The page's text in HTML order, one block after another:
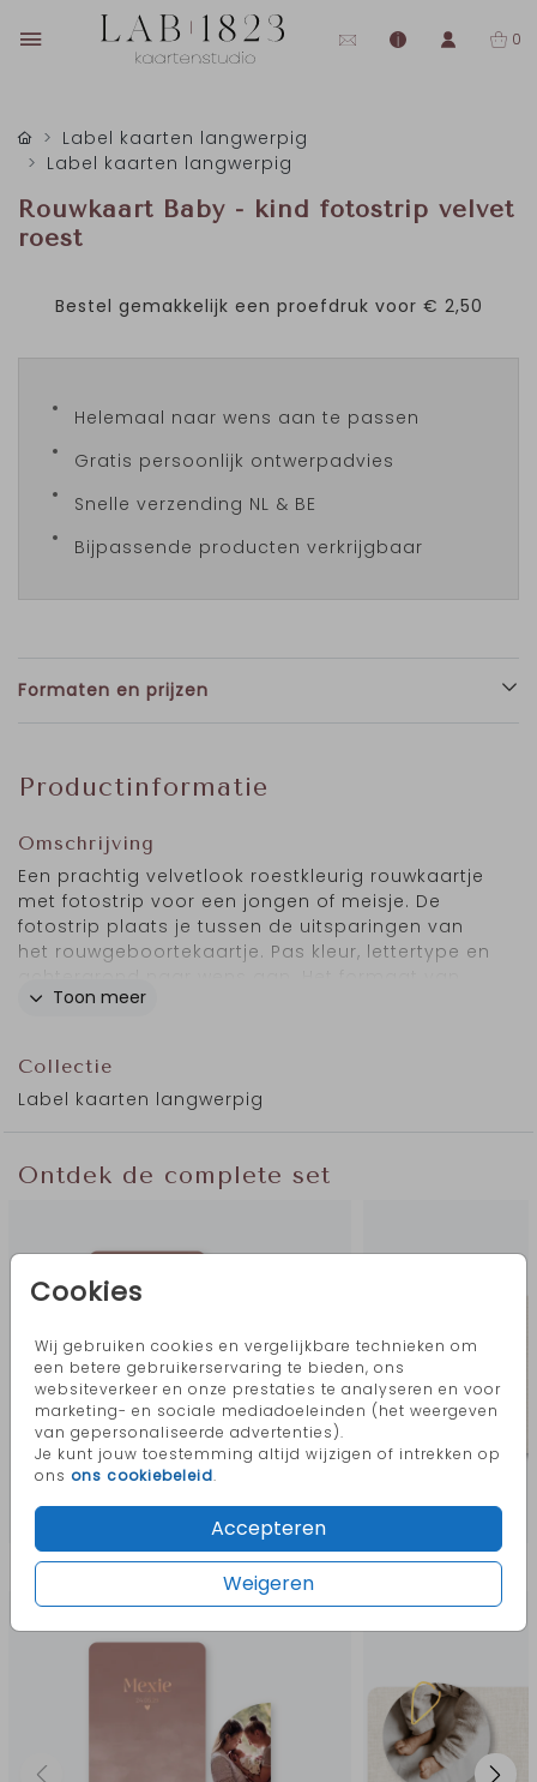
0
Cookies
Wij gebruiken cookies en vergelijkbare technieken om
een betere gebruikerservaring te bieden, ons
websiteverkeer en onze prestaties te analyseren en voor
marketing- en sociale mediadoeleinden (het weergeven
van gepersonaliseerde advertenties).
Je kunt jouw toestemming altijd wijzigen of intrekken op
ons ons cookiebeleid.
Accepteren
Weigeren
Label kaarten langwerpig
Label kaarten langwerpig
Rouwkaart Baby - kind fotostrip velvet
roest
Bestel gemakkelijk een proefdruk voor € 2,50
Helemaal naar wens aan te passen
Gratis persoonlijk ontwerpadvies
Snelle verzending NL & BE
Bijpassende producten verkrijgbaar
Formaten en prijzen
Productinformatie
Omschrijving
Een prachtig velvetlook roestkleurig rouwkaartje
met fotostrip voor een jongen of meisje. De
fotostrip plaats je tussen de uitsparingen van
het rouwgeboortekaartje. Pas kleur, lettertype en
dit label geboortekaartje is 10x21 cm en past in
Toon meer
Collectie
Label kaarten langwerpig
Ontdek de complete set
Meer in deze stijl